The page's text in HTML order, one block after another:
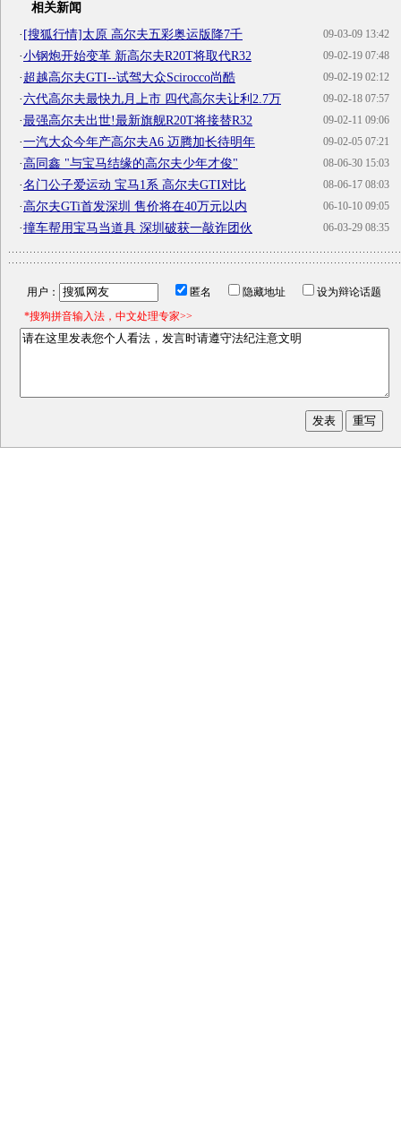
相关新闻
09-03-09 13:42
·[搜狐行情]太原 高尔夫五彩奥运版降7千
09-02-19 07:48
·小钢炮开始变革 新高尔夫R20T将取代R32
09-02-19 02:12
·超越高尔夫GTI--试驾大众Scirocco尚酷
09-02-18 07:57
·六代高尔夫最快九月上市 四代高尔夫让利2.7万
09-02-11 09:06
·最强高尔夫出世!最新旗舰R20T将接替R32
09-02-05 07:21
·一汽大众今年产高尔夫A6 迈腾加长待明年
08-06-30 15:03
·高同鑫 "与宝马结缘的高尔夫少年才俊"
08-06-17 08:03
·名门公子爱运动 宝马1系 高尔夫GTI对比
06-10-10 09:05
·高尔夫GTi首发深圳 售价将在40万元以内
06-03-29 08:35
·撞车帮用宝马当道具 深圳破获一敲诈团伙
用户： 匿名 隐藏地址
设为辩论话题
*搜狗拼音输入法，中文处理专家>>